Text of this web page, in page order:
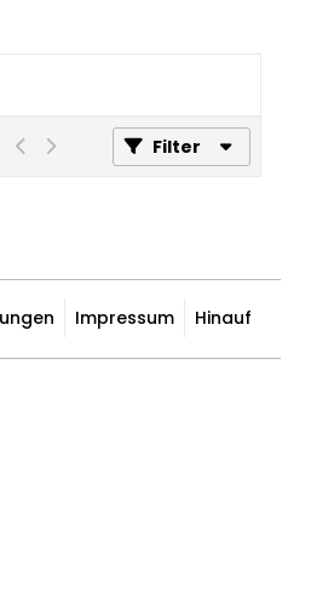
Filter
Impressum Hinauf